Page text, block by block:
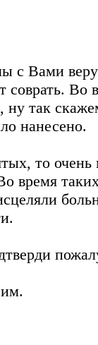
с Вами
соврать. Во
ну так
нанесено.
то очень
время